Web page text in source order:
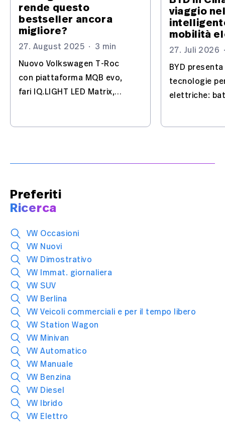
rende questo
bestseller ancora
migliore?
27. August 2025 · 3 min
Nuovo Volkswagen T-Roc
con piattaforma MQB evo,
fari IQ.LIGHT LED Matrix,
viaggio
mobilità
27. Juli 2026
BYD
tecnologie
elettriche:
Preferiti
Ricerca
VW Occasioni
VW Nuovi
VW Dimostrativo
VW Immat. giornaliera
VW SUV
VW Berlina
VW Veicoli commerciali e per il tempo libero
VW Station Wagon
VW Minivan
VW Automatico
VW Manuale
VW Benzina
VW Diesel
VW Ibrido
VW Elettro